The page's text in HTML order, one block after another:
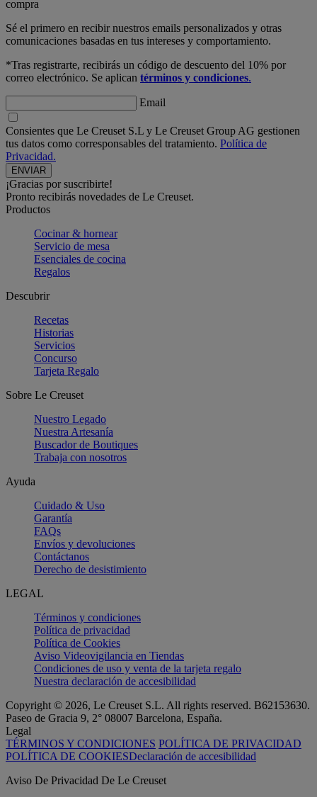
compra
Sé el primero en recibir nuestros emails personalizados y otras
comunicaciones basadas en tus intereses y comportamiento.
*Tras registrarte, recibirás un código de descuento del 10% por
correo electrónico. Se aplican términos y condiciones.
Email
Consientes que Le Creuset S.L y Le Creuset Group AG gestionen
tus datos como corresponsables del tratamiento. Política de
Privacidad.
¡Gracias por suscribirte!
Pronto recibirás novedades de Le Creuset.
Productos
Cocinar & hornear
Servicio de mesa
Esenciales de cocina
Regalos
Descubrir
Recetas
Historias
Servicios
Concurso
Tarjeta Regalo
Sobre Le Creuset
Nuestro Legado
Nuestra Artesanía
Buscador de Boutiques
Trabaja con nosotros
Ayuda
Cuidado & Uso
Garantía
FAQs
Envíos y devoluciones
Contáctanos
Derecho de desistimiento
LEGAL
Términos y condiciones
Política de privacidad
Política de Cookies
Aviso Videovigilancia en Tiendas
Condiciones de uso y venta de la tarjeta regalo
Nuestra declaración de accesibilidad
Copyright © 2026, Le Creuset S.L. All rights reserved. B62153630.
Paseo de Gracia 9, 2° 08007 Barcelona, España.
Legal
TÉRMINOS Y CONDICIONES POLÍTICA DE PRIVACIDAD
POLÍTICA DE COOKIESDeclaración de accesibilidad
Aviso De Privacidad De Le Creuset